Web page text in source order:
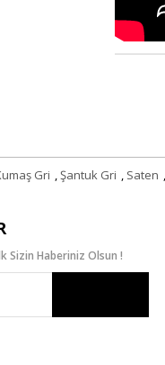
Gri ,Şantuk Gri , Saten ,
Sizin Haberiniz Olsun !